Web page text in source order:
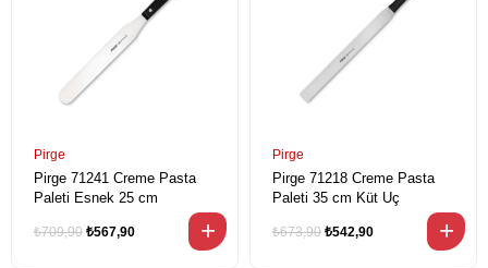
Pirge
Pirge 71241 Creme Pasta
Paleti Esnek 25 cm
₺567,90
₺709,90
Pirge
Pirge 71218 Creme Pasta
Paleti 35 cm Küt Uç
₺542,90
₺673,90